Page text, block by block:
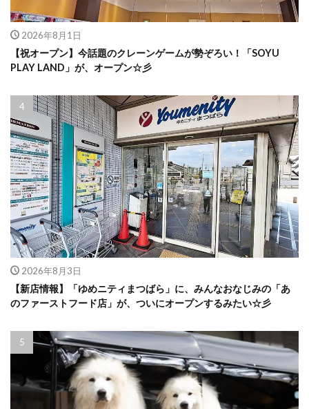
2026年8月1日
【祝オープン】今話題のクレーンゲームが勢ぞろい！「SOYU
PLAY LAND」が、オープン☆彡
2026年8月3日
【新店情報】「ゆめニティまつばら」に、みんなおなじみの「あ
のファーストフード店」が、ついにオープンするみたい☆彡